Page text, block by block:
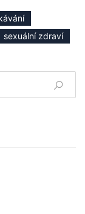
sexuální zdraví